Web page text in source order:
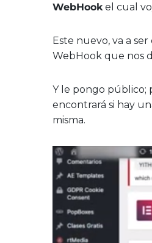
WebHookel cual
Este nuevo, va a
WebHook que nos
Y le pongo público;
encontrará si hay
misma.